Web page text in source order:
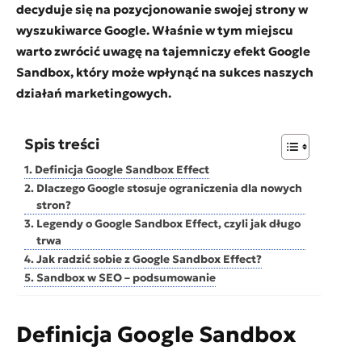
decyduje się na pozycjonowanie swojej strony w
wyszukiwarce Google. Właśnie w tym miejscu
warto zwrócić uwagę na tajemniczy efekt Google
Sandbox, który może wpłynąć na sukces naszych
działań marketingowych.
Spis treści
Definicja Google Sandbox Effect
Dlaczego Google stosuje ograniczenia dla nowych
stron?
Legendy o Google Sandbox Effect, czyli jak długo
trwa
Jak radzić sobie z Google Sandbox Effect?
Sandbox w SEO – podsumowanie
Definicja Google Sandbox